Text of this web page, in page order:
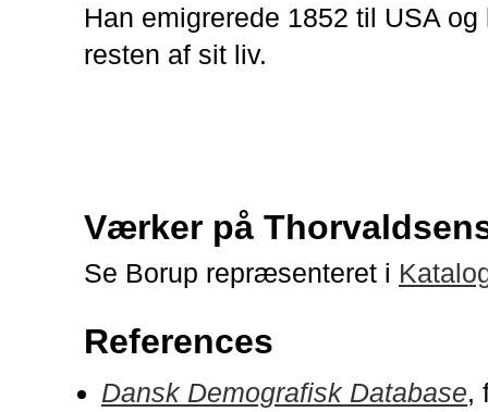
Han emigrerede 1852 til USA og
resten af sit liv.
Værker på
Se Borup repræsenteret i
References
Dansk Demografisk Database,